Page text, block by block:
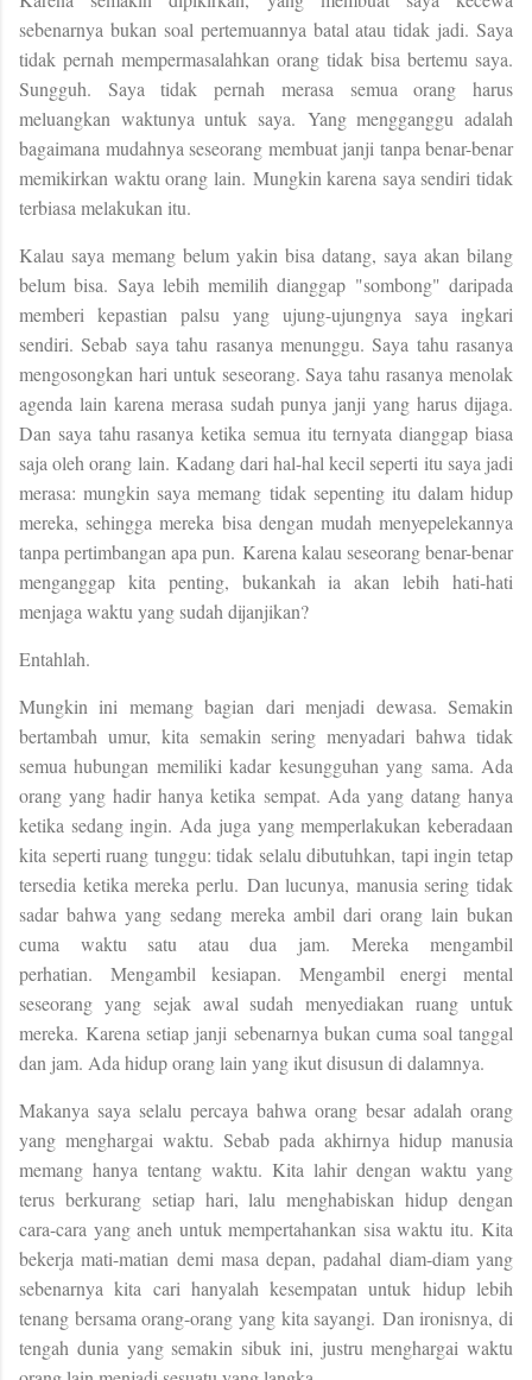
sebenarnya bukan soal pertemuannya batal atau tidak jadi. Saya
tidak pernah mempermasalahkan orang tidak bisa bertemu saya.
Sungguh. Saya tidak pernah merasa semua orang harus
meluangkan waktunya untuk saya. Yang mengganggu adalah
bagaimana mudahnya seseorang membuat janji tanpa benar-benar
memikirkan waktu orang lain. Mungkin karena saya sendiri tidak
terbiasa melakukan itu.
Kalau saya memang belum yakin bisa datang, saya akan bilang
belum bisa. Saya lebih memilih dianggap "sombong" daripada
memberi kepastian palsu yang ujung-ujungnya saya ingkari
sendiri. Sebab saya tahu rasanya menunggu. Saya tahu rasanya
mengosongkan hari untuk seseorang. Saya tahu rasanya menolak
agenda lain karena merasa sudah punya janji yang harus dijaga.
Dan saya tahu rasanya ketika semua itu ternyata dianggap biasa
saja oleh orang lain. Kadang dari hal-hal kecil seperti itu saya jadi
merasa: mungkin saya memang tidak sepenting itu dalam hidup
mereka, sehingga mereka bisa dengan mudah menyepelekannya
tanpa pertimbangan apa pun. Karena kalau seseorang benar-benar
menganggap kita penting, bukankah ia akan lebih hati-hati
menjaga waktu yang sudah dijanjikan?
Entahlah.
Mungkin ini memang bagian dari menjadi dewasa. Semakin
bertambah umur, kita semakin sering menyadari bahwa tidak
semua hubungan memiliki kadar kesungguhan yang sama. Ada
orang yang hadir hanya ketika sempat. Ada yang datang hanya
ketika sedang ingin. Ada juga yang memperlakukan keberadaan
kita seperti ruang tunggu: tidak selalu dibutuhkan, tapi ingin tetap
tersedia ketika mereka perlu. Dan lucunya, manusia sering tidak
sadar bahwa yang sedang mereka ambil dari orang lain bukan
cuma waktu satu atau dua jam.Mereka mengambil
perhatian. Mengambil kesiapan. Mengambil energi mental
seseorang yang sejak awal sudah menyediakan ruang untuk
mereka. Karena setiap janji sebenarnya bukan cuma soal tanggal
dan jam. Ada hidup orang lain yang ikut disusun di dalamnya.
Makanya saya selalu percaya bahwa orang besar adalah orang
yang menghargai waktu. Sebab pada akhirnya hidup manusia
memang hanya tentang waktu. Kita lahir dengan waktu yang
terus berkurang setiap hari, lalu menghabiskan hidup dengan
cara-cara yang aneh untuk mempertahankan sisa waktu itu. Kita
bekerja mati-matian demi masa depan, padahal diam-diam yang
sebenarnya kita cari hanyalah kesempatan untuk hidup lebih
tenang bersama orang-orang yang kita sayangi. Dan ironisnya, di
tengah dunia yang semakin sibuk ini, justru menghargai waktu